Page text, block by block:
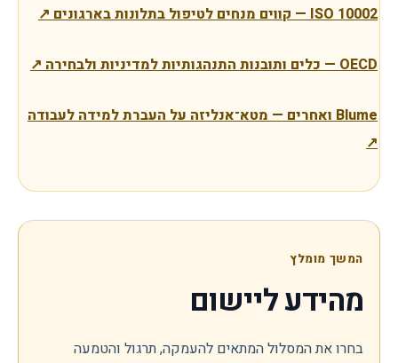
ISO 10002 — קווים מנחים לטיפול בתלונות בארגונים ↗
OECD — כלים ותובנות התנהגותיות למדיניות ולבחירה ↗
Blume ואחרים — מטא־אנליזה על העברת למידה לעבודה
↗
המשך מומלץ
מהידע ליישום
בחרו את המסלול המתאים להעמקה, תרגול והטמעה